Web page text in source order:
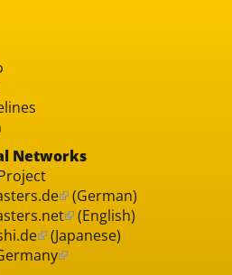
Networks
(German)
(English)
(Japanese)